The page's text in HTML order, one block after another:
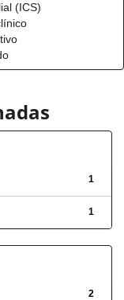
(ICS)
1
1
2